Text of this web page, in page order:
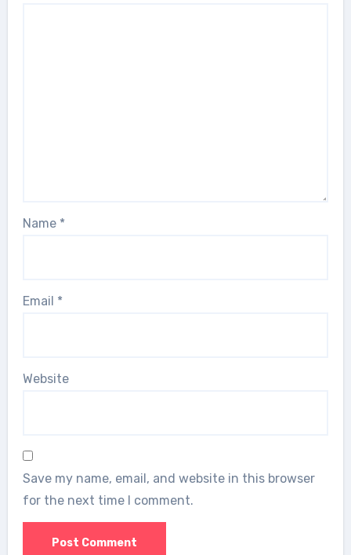
Name *
Email *
Website
Save my name, email, and website in this browser
for the next time I comment.